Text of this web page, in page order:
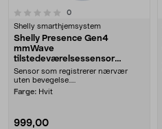
0anmeldelser
Shelly smarthjemsystem
Shelly Presence Gen4
mmWave
tilstedeværelsessensor
wifi/Zigbee
Sensor som registrerer nærvær
uten bevegelse.....
Farge: Hvit
999,00
0.0 av 5 stjerner